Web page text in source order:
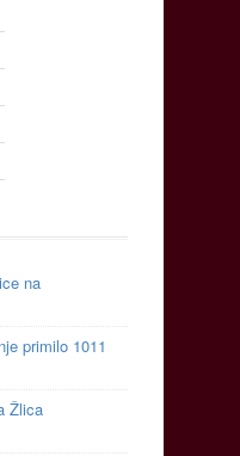
na
primilo 1011
Žlica